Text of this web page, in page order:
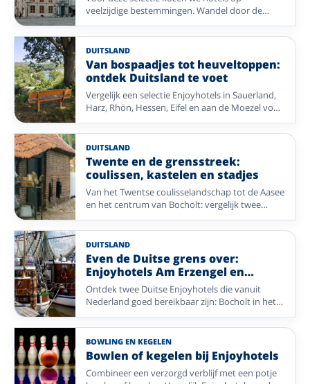
veelzijdige bestemmingen. Wandel door de
uitgestrekte natuur van de Ardennen en Ermelo,
geniet van de rust op Vlieland, ontdek de
historische charme van Enkhuizen en Mechelen,
of waai heerlijk uit aan zee in Blankenberge. Ook
het gezellige Bocholt biedt volop mogelijkheden
voor een ontspannen verblijf. Welke
bestemming u ook kiest, u bent verzekerd van
een compleet verzorgd verblijf waarbij comfort,
gastvrijheid en genieten centraal staan.
DUITSLAND
Van bospaadjes tot heuveltoppen:
ontdek Duitsland te voet
Vergelijk een selectie Enjoyhotels in Sauerland,
Harz, Rhön, Hessen, Eifel en aan de Moezel voor
een wandelvakantie door gevarieerde natuur.
DUITSLAND
Twente en de grensstreek:
coulissen, kastelen en stadjes
Van het Twentse coulisselandschap tot de Aasee
en het centrum van Bocholt: vergelijk twee
Enjoyhotels voor natuur, fietsen en cultuur aan
beide kanten van de grens.
DUITSLAND
Even de Duitse grens over:
Enjoyhotels Am Erzengel en
Greetsiel
Ontdek twee Duitse Enjoyhotels die vanuit
Nederland goed bereikbaar zijn: Bocholt in het
Münsterland en Greetsiel aan de Duitse
Waddenkust.
BOWLING EN KEGELEN
Bowlen of kegelen bij Enjoyhotels
Combineer een verzorgd verblijf met een potje